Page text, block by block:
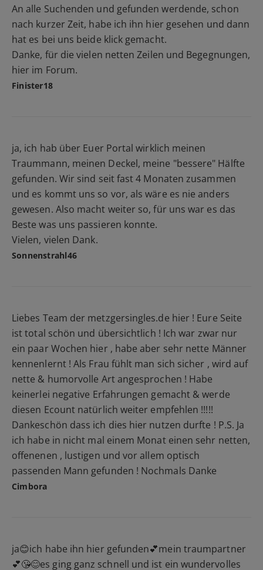
An alle Suchenden und gefunden werdende, schon
nach kurzer Zeit, habe ich ihn hier gesehen und dann
hat es bei uns beide klick gemacht.
Danke, für die vielen netten Zeilen und Begegnungen,
hier im Forum.
Finister18
ja, ich hab über Euer Portal wirklich meinen
Traummann, meinen Deckel, meine "bessere" Hälfte
gefunden. Wir sind seit fast 4 Monaten zusammen
und es kommt uns so vor, als wäre es nie anders
gewesen. Also macht weiter so, für uns war es das
Beste was uns passieren konnte.
Vielen, vielen Dank.
Sonnenstrahl46
Liebes Team der metzgersingles.de hier ! Eure Seite
ist total schön und übersichtlich ! Ich war zwar nur
ein paar Wochen hier , habe aber sehr nette Männer
kennenlernt ! Als Frau fühlt man sich sicher , wird auf
nette & humorvolle Art angesprochen ! Habe
keinerlei negative Erfahrungen gemacht & werde
diesen Ecount natürlich weiter empfehlen !!!!!
Dankeschön dass ich dies hier nutzen durfte ! P.S. Ja
ich habe in nicht mal einem Monat einen sehr netten,
offenenen , lustigen und vor allem optisch
passenden Mann gefunden ! Nochmals Danke
Cimbora
ja😊ich habe ihn hier gefunden💕mein traumpartner
💕😘😊es ging ganz schnell und ist ein wundervolles